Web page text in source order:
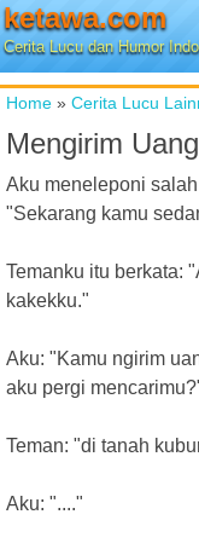
ketawa.com
Cerita Lucu dan Humor
Home » Cerita Lucu
Mengirim
Aku meneleponi
"Sekarang kamu
Temanku itu berkata:
kakekku."
Aku: "Kamu ngirim
aku pergi
Teman: "di tanah
Aku: "...."